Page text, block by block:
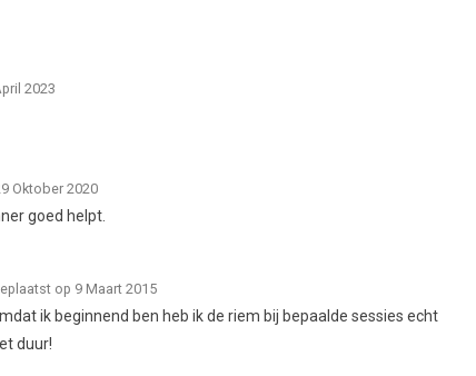
2023
Oktober 2020
goed helpt.
op 9 Maart 2015
ik beginnend ben heb ik de riem bij bepaalde sessies echt
duur!